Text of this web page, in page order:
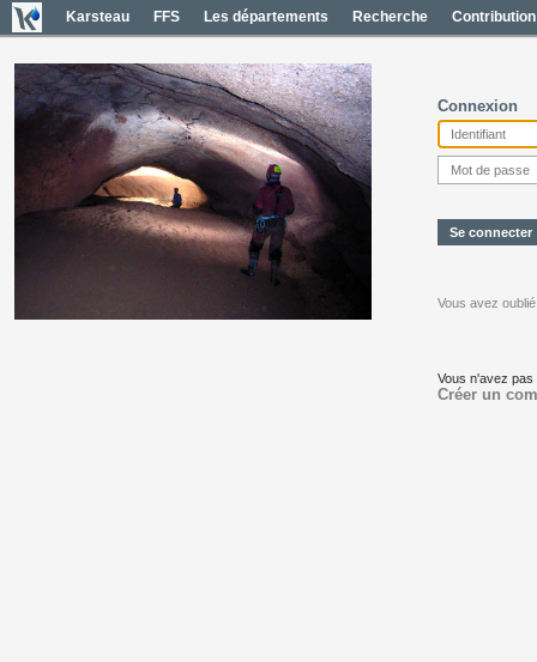
Karsteau FFS Les départements Recherche Contribution
Connexion
Vous avez
Vous n'avez
Créer un